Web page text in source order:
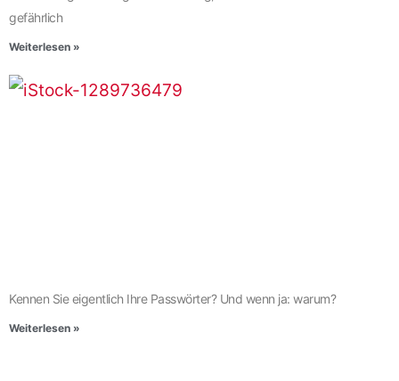
gefährlich
Weiterlesen »
Kennen Sie eigentlich Ihre Passwörter? Und wenn ja: warum?
Weiterlesen »